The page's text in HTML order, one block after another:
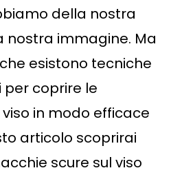
della nostra
nostra immagine. Ma
esistono tecniche
coprire le
in modo efficace
articolo scoprirai
scure sul viso